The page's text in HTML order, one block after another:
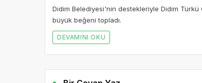
Didim Belediyesi'nin destekleriyle Didim
büyük beğeni topladı.
DEVAMINI OKU